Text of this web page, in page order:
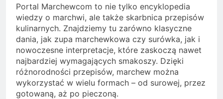
Portal Marchewcom to nie tylko encyklopedia
wiedzy o marchwi, ale także skarbnica przepisów
kulinarnych. Znajdziemy tu zarówno klasyczne
dania, jak zupa marchewkowa czy surówka, jak i
nowoczesne interpretacje, które zaskoczą nawet
najbardziej wymagających smakoszy. Dzięki
różnorodności przepisów, marchew można
wykorzystać w wielu formach – od surowej, przez
gotowaną, aż po pieczoną.